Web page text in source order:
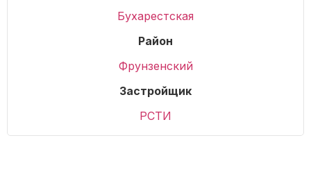
Бухарестская
Район
Фрунзенский
Застройщик
РСТИ